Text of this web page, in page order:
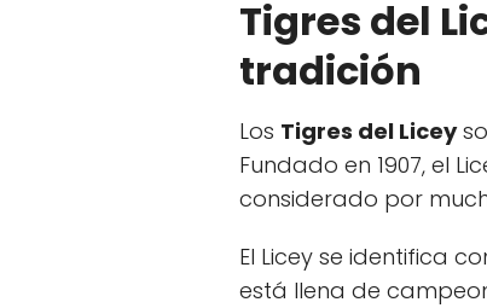
Tigres del
tradición
Los Tigres del Licey
Fundado en 1907, el
considerado por
El Licey se identifica
está llena de